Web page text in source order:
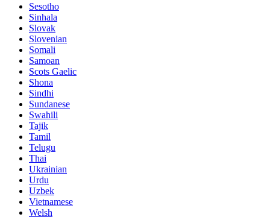
Sesotho
Sinhala
Slovak
Slovenian
Somali
Samoan
Scots Gaelic
Shona
Sindhi
Sundanese
Swahili
Tajik
Tamil
Telugu
Thai
Ukrainian
Urdu
Uzbek
Vietnamese
Welsh